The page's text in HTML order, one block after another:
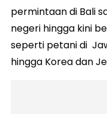
permintaan di Bali
negeri hingga kini
seperti petani di
hingga Korea dan